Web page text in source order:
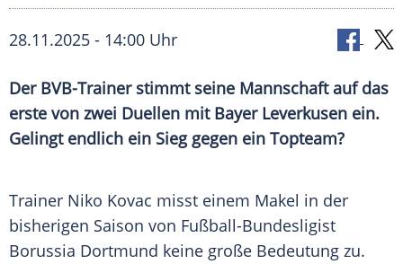
28.11.2025 - 14:00 Uhr
Der BVB-Trainer stimmt seine Mannschaft auf das
erste von zwei Duellen mit Bayer Leverkusen ein.
Gelingt endlich ein Sieg gegen ein Topteam?
Trainer Niko Kovac misst einem Makel in der
bisherigen Saison von Fußball-Bundesligist
Borussia Dortmund keine große Bedeutung zu.